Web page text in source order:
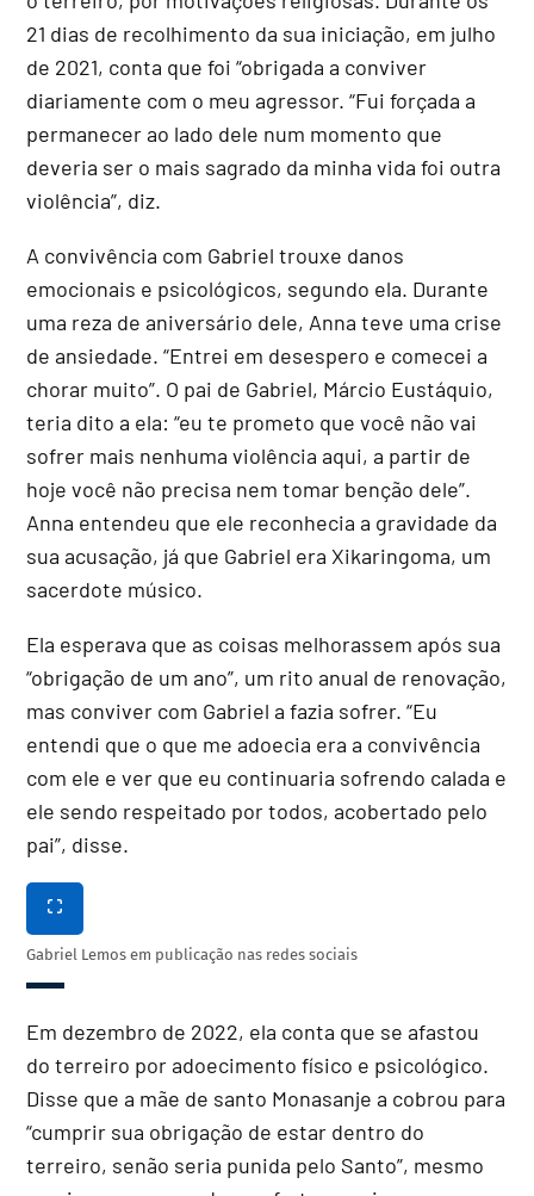
21 dias de recolhimento da sua iniciação, em julho
de 2021, conta que foi “obrigada a conviver
diariamente com o meu agressor. “Fui forçada a
permanecer ao lado dele num momento que
deveria ser o mais sagrado da minha vida foi outra
violência”, diz.
A convivência com Gabriel trouxe danos
emocionais e psicológicos, segundo ela. Durante
uma reza de aniversário dele, Anna teve uma crise
de ansiedade. “Entrei em desespero e comecei a
chorar muito”. O pai de Gabriel, Márcio Eustáquio,
teria dito a ela: “eu te prometo que você não vai
sofrer mais nenhuma violência aqui, a partir de
hoje você não precisa nem tomar benção dele”.
Anna entendeu que ele reconhecia a gravidade da
sua acusação, já que Gabriel era Xikaringoma, um
sacerdote músico.
Ela esperava que as coisas melhorassem após sua
“obrigação de um ano”, um rito anual de renovação,
mas conviver com Gabriel a fazia sofrer. “Eu
entendi que o que me adoecia era a convivência
com ele e ver que eu continuaria sofrendo calada e
ele sendo respeitado por todos, acobertado pelo
pai”, disse.
Gabriel Lemos em publicação nas redes sociais
Em dezembro de 2022, ela conta que se afastou
do terreiro por adoecimento físico e psicológico.
Disse que a mãe de santo Monasanje a cobrou para
“cumprir sua obrigação de estar dentro do
terreiro, senão seria punida pelo Santo”, mesmo